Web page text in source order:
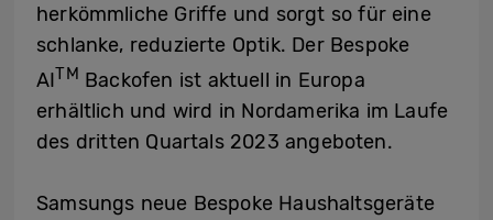
herkömmliche Griffe und sorgt so für eine
schlanke, reduzierte Optik. Der Bespoke
AITM Backofen ist aktuell in Europa
erhältlich und wird in Nordamerika im Laufe
des dritten Quartals 2023 angeboten.
Samsungs neue Bespoke Haushaltsgeräte